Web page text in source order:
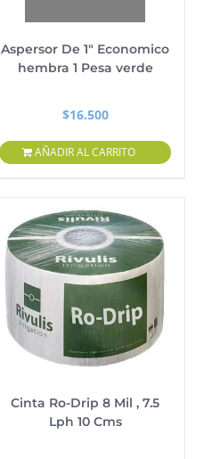
Aspersor De 1″ Economico
hembra 1 Pesa verde
$16.500
AÑADIR AL CARRITO
Cinta Ro-Drip 8 Mil , 7.5
Lph 10 Cms